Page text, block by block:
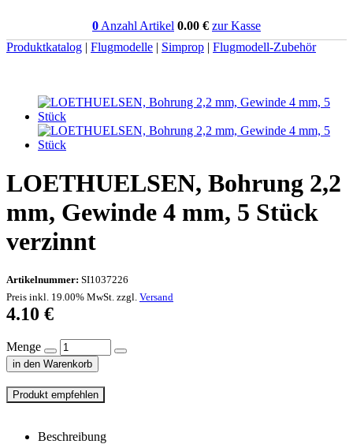
0 Anzahl Artikel 0.00 € zur Kasse
Produktkatalog | Flugmodelle | Simprop | Flugmodell-Zubehör
LOETHUELSEN, Bohrung 2,2
mm, Gewinde 4 mm, 5 Stück
verzinnt
Artikelnummer: SI1037226
Preis inkl. 19.00% MwSt. zzgl. Versand
4.10 €
Menge
in den Warenkorb
Beschreibung